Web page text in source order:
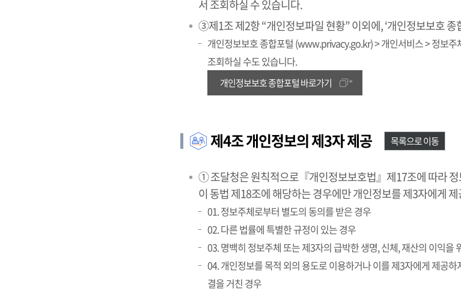
서 조회하실 수 있습니다.
③제1조 제2항 “개인정보파일 현황” 이외에, ‘개인정보보호
개인정보보호 종합포털 (www.privacy.go.kr) > 개인서비스 > 정보
조회하실 수도 있습니다.
개인정보보호 종합포털 바로가기
제4조 개인정보의 제3자 제공 목록으로 이동
① 조달청은 원칙적으로『개인정보보호법』제17조에 따라
이 동법 제18조에 해당하는 경우에만 개인정보를 제3자에게
01. 정보주체로부터 별도의 동의를 받은 경우
02. 다른 법률에 특별한 규정이 있는 경우
03. 명백히 정보주체 또는 제3자의 급박한 생명, 신체, 재산의 이익을
04. 개인정보를 목적 외의 용도로 이용하거나 이를 제3자에게 제공
결을 거친 경우